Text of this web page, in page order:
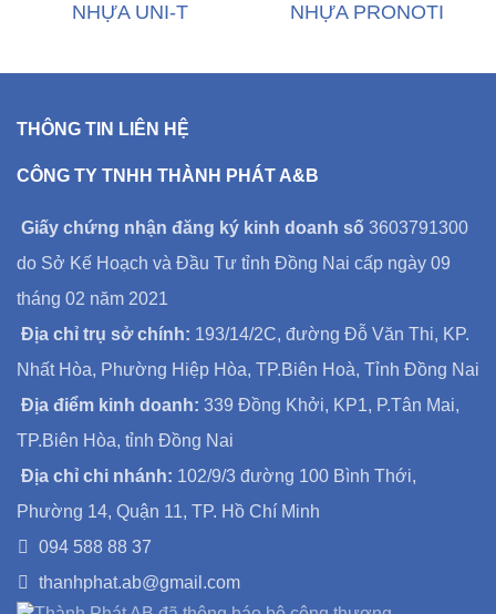
NHỰA UNI-T
NHỰA PRONOTI
THÔNG TIN LIÊN HỆ
CÔNG TY TNHH THÀNH PHÁT A&B
Giấy chứng nhận đăng ký kinh doanh số 3603791300
do Sở Kế Hoạch và Đầu Tư tỉnh Đồng Nai cấp ngày 09
tháng 02 năm 2021
Địa chỉ trụ sở chính: 193/14/2C, đường Đỗ Văn Thi, KP.
Nhất Hòa, Phường Hiệp Hòa, TP.Biên Hoà, Tỉnh Đồng Nai
Địa điểm kinh doanh: 339 Đồng Khởi, KP1, P.Tân Mai,
TP.Biên Hòa, tỉnh Đồng Nai
Địa chỉ chi nhánh: 102/9/3 đường 100 Bình Thới,
Phường 14, Quận 11, TP. Hồ Chí Minh
094 588 88 37
thanhphat.ab@gmail.com